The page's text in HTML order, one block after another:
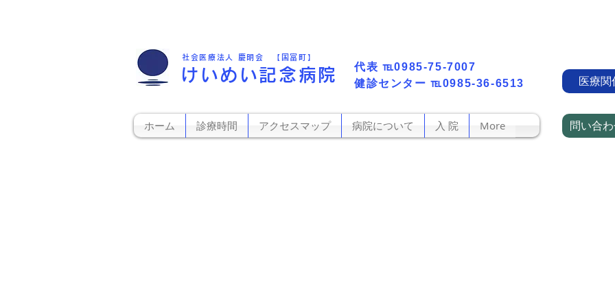
​健診センター℡0985-36-6513
社会医療法人 慶明会 【国富町】
けいめい記念病院 代表​ ℡0985-75-7007
医療関
ホーム 診療時間 アクセスマップ 病院について 入 院 More 問い合